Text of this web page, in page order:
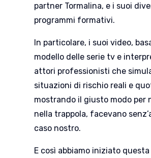
partner Tormalina, e i suoi
programmi formativi.
In particolare, i suoi video,
modello delle serie tv e
attori professionisti che
situazioni di rischio reali e
mostrando il giusto modo per
nella trappola, facevano
caso nostro.
E così abbiamo iniziato